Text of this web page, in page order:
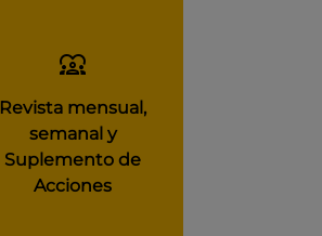
Revista mensual,
semanal y
Suplemento de
Acciones